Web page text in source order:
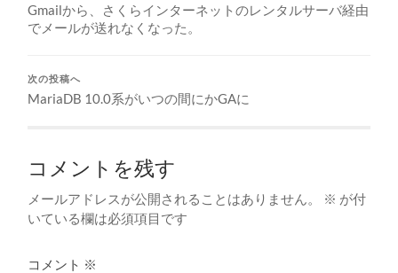
Gmailから、さくらインターネットのレンタルサーバ経由
でメールが送れなくなった。
次の投稿へ
MariaDB 10.0系がいつの間にかGAに
コメントを残す
メールアドレスが公開されることはありません。 ※ が付
いている欄は必須項目です
コメント ※